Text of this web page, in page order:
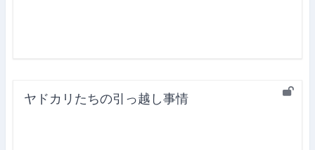
ヤドカリたちの引っ越し事情